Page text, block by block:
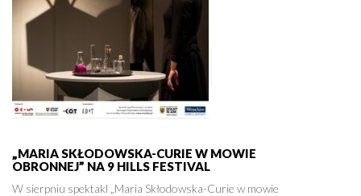
„MARIA SKŁODOWSKA-CURIE W MOWIE
OBRONNEJ” NA 9 HILLS FESTIVAL
W sierpniu spektakl „Maria Skłodowska-Curie w mowie